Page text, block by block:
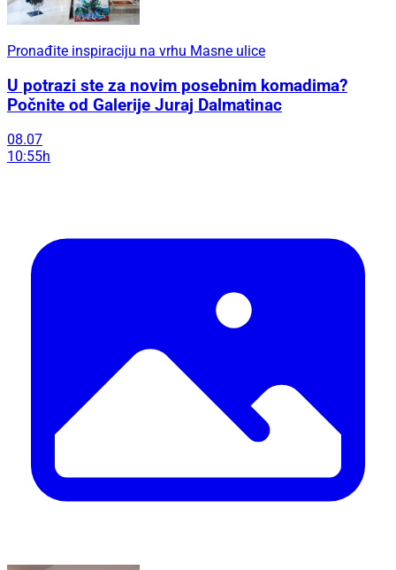
Pronađite inspiraciju na vrhu Masne ulice
U potrazi ste za novim posebnim komadima?
Počnite od Galerije Juraj Dalmatinac
08.07
10:55h